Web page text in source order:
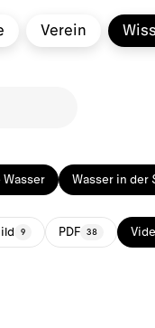
Verein
Wasser Wasser in der
9 PDF 38